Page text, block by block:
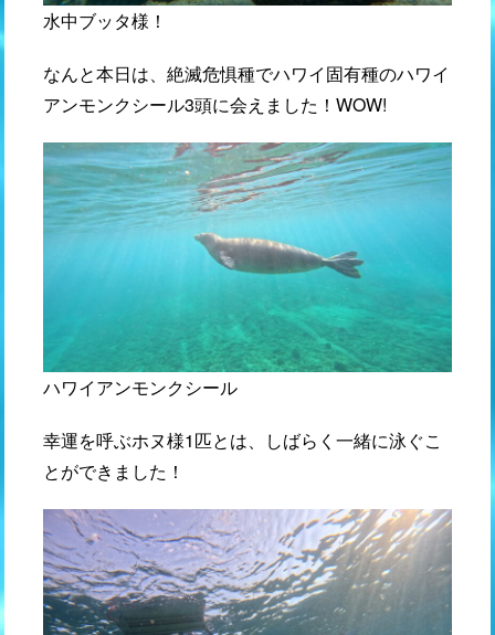
水中ブッタ様！
なんと本日は、絶滅危惧種でハワイ固有種のハワイ
アンモンクシール3頭に会えました！WOW!
ハワイアンモンクシール
幸運を呼ぶホヌ様1匹とは、しばらく一緒に泳ぐこ
とができました！